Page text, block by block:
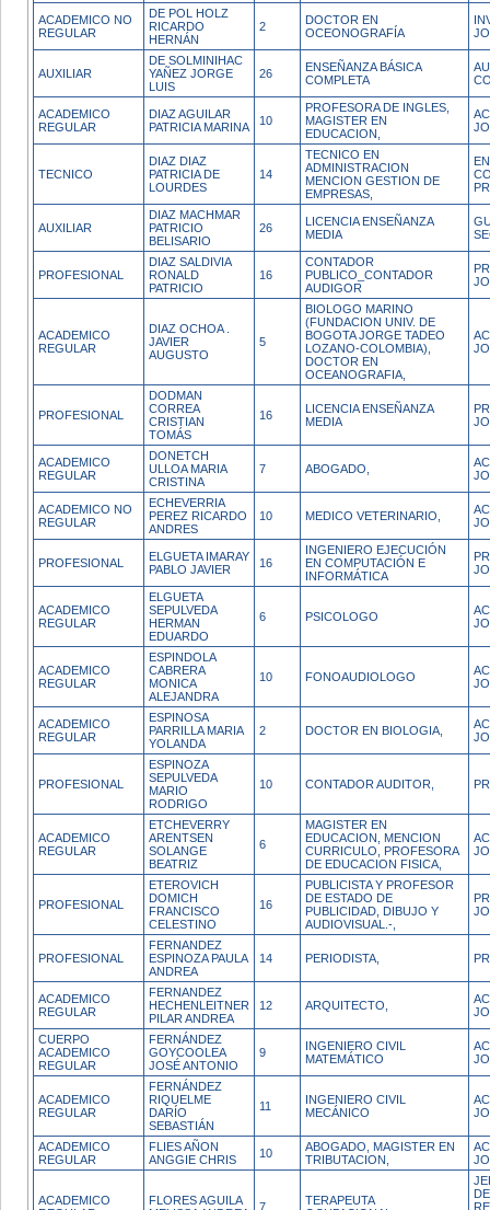
ACADEMICO NO
REGULAR
DE POL HOLZ
RICARDO
HERNÁN
2
DOCTOR EN
OCEONOGRAFÍA
AUXILIAR
DE SOLMINIHAC
YAÑEZ JORGE
LUIS
26
ENSEÑANZA BÁSICA
COMPLETA
ACADEMICO
REGULAR
DIAZ AGUILAR
PATRICIA MARINA
10
PROFESORA DE INGLES,
MAGISTER EN
EDUCACION,
TECNICO
DIAZ DIAZ
PATRICIA DE
LOURDES
14
TECNICO EN
ADMINISTRACION
MENCION GESTION DE
EMPRESAS,
AUXILIAR
DIAZ MACHMAR
PATRICIO
BELISARIO
26
LICENCIA ENSEÑANZA
MEDIA
PROFESIONAL
DIAZ SALDIVIA
RONALD
PATRICIO
16
CONTADOR
PUBLICO_CONTADOR
AUDIGOR
ACADEMICO
REGULAR
DIAZ OCHOA .
JAVIER
AUGUSTO
5
BIOLOGO MARINO
(FUNDACION UNIV. DE
BOGOTA JORGE TADEO
LOZANO-COLOMBIA),
DOCTOR EN
OCEANOGRAFIA,
PROFESIONAL
DODMAN
CORREA
CRISTIAN
TOMÁS
16
LICENCIA ENSEÑANZA
MEDIA
ACADEMICO
REGULAR
DONETCH
ULLOA MARIA
CRISTINA
7 ABOGADO,
ACADEMICO NO
REGULAR
ECHEVERRIA
PEREZ RICARDO
ANDRES
10 MEDICO VETERINARIO,
PROFESIONAL
ELGUETA IMARAY
PABLO JAVIER
16
INGENIERO EJECUCIÓN
EN COMPUTACIÓN E
INFORMÁTICA
ACADEMICO
REGULAR
ELGUETA
SEPULVEDA
HERMAN
EDUARDO
6 PSICOLOGO
ACADEMICO
REGULAR
ESPINDOLA
CABRERA
MONICA
ALEJANDRA
10 FONOAUDIOLOGO
ACADEMICO
REGULAR
ESPINOSA
PARRILLA MARIA
YOLANDA
2 DOCTOR EN BIOLOGIA,
PROFESIONAL
ESPINOZA
SEPULVEDA
MARIO
RODRIGO
10 CONTADOR AUDITOR,
ACADEMICO
REGULAR
ETCHEVERRY
ARENTSEN
SOLANGE
BEATRIZ
6
MAGISTER EN
EDUCACION, MENCION
CURRICULO, PROFESORA
DE EDUCACION FISICA,
PROFESIONAL
ETEROVICH
DOMICH
FRANCISCO
CELESTINO
16
PUBLICISTA Y PROFESOR
DE ESTADO DE
PUBLICIDAD, DIBUJO Y
AUDIOVISUAL.-,
PROFESIONAL
FERNANDEZ
ESPINOZA PAULA
ANDREA
14 PERIODISTA,
ACADEMICO
REGULAR
FERNANDEZ
HECHENLEITNER
PILAR ANDREA
12 ARQUITECTO,
CUERPO
ACADEMICO
REGULAR
FERNÁNDEZ
GOYCOOLEA
JOSÉ ANTONIO
9
INGENIERO CIVIL
MATEMÁTICO
ACADEMICO
REGULAR
FERNÁNDEZ
RIQUELME
DARÍO
SEBASTIÁN
11
INGENIERO CIVIL
MECÁNICO
ACADEMICO
REGULAR
FLIES AÑON
ANGGIE CHRIS
10
ABOGADO, MAGISTER EN
TRIBUTACION,
ACADEMICO
FLORES AGUILA
7
TERAPEUTA
DE